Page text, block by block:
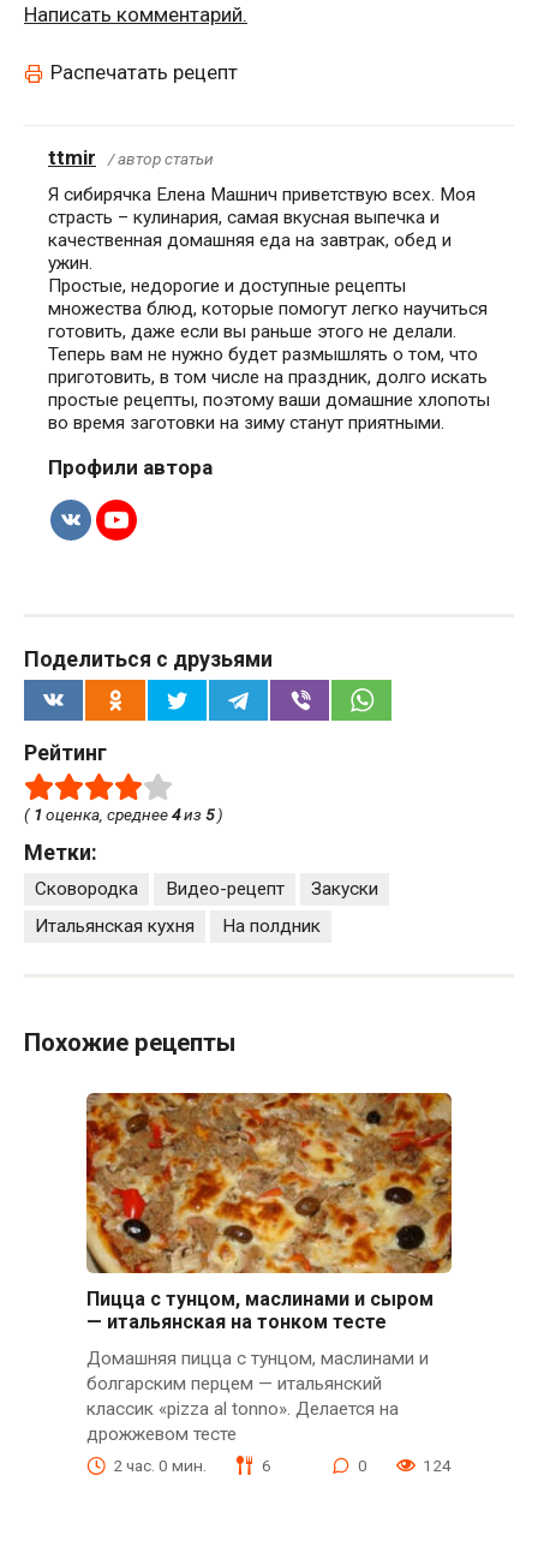
Написать комментарий.
Распечатать рецепт
ttmir / автор статьи
Я сибирячка Елена Машнич приветствую всех. Моя
страсть – кулинария, самая вкусная выпечка и
качественная домашняя еда на завтрак, обед и
ужин.
Простые, недорогие и доступные рецепты
множества блюд, которые помогут легко научиться
готовить, даже если вы раньше этого не делали.
Теперь вам не нужно будет размышлять о том, что
приготовить, в том числе на праздник, долго искать
простые рецепты, поэтому ваши домашние хлопоты
во время заготовки на зиму станут приятными.
Профили автора
Поделиться с друзьями
Рейтинг
( 1оценка, среднее4из 5)
Метки:
Сковородка Видео-рецепт
Закуски
Итальянская кухня
На полдник
Похожие рецепты
Пицца с тунцом, маслинами и сыром
— итальянская на тонком тесте
Домашняя пицца с тунцом, маслинами и
болгарским перцем — итальянский
классик «pizza al tonno». Делается на
дрожжевом тесте
2 час. 0 мин. 6 0 124